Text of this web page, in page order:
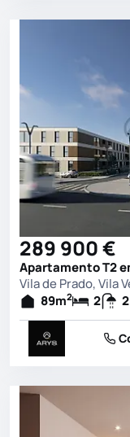
289 900 €
Apartamento T2
Vila de Prado, Vila
89m2 2 2